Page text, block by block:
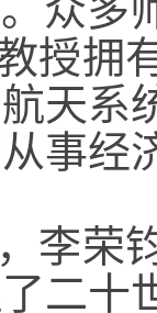
众多
授拥
天系
事经
李荣
二十